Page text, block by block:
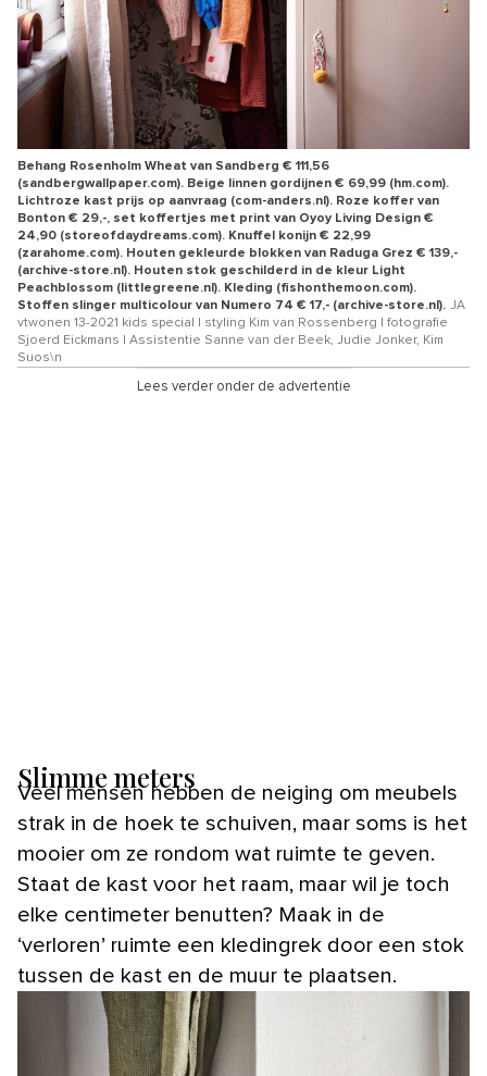
Behang Rosenholm Wheat van Sandberg € 111,56
(sandbergwallpaper.com). Beige linnen gordijnen € 69,99 (hm.com).
Lichtroze kast prijs op aanvraag (com-anders.nl). Roze koffer van
Bonton € 29,-, set koffertjes met print van Oyoy Living Design €
24,90 (storeofdaydreams.com). Knuffel konijn € 22,99
(zarahome.com). Houten gekleurde blokken van Raduga Grez € 139,-
(archive-store.nl). Houten stok geschilderd in de kleur Light
Peachblossom (littlegreene.nl). Kleding (fishonthemoon.com).
Stoffen slinger multicolour van Numero 74 € 17,- (archive-store.nl). JA
vtwonen 13-2021 kids special | styling Kim van Rossenberg | fotografie
Sjoerd Eickmans | Assistentie Sanne van der Beek, Judie Jonker, Kim
Suos\n
Lees verder onder de advertentie
Slimme meters
Veel mensen hebben de neiging om meubels
strak in de hoek te schuiven, maar soms is het
mooier om ze rondom wat ruimte te geven.
Staat de kast voor het raam, maar wil je toch
elke centimeter benutten? Maak in de
‘verloren’ ruimte een kledingrek door een stok
tussen de kast en de muur te plaatsen.